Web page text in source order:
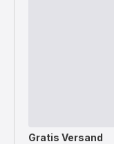
Gratis Versand